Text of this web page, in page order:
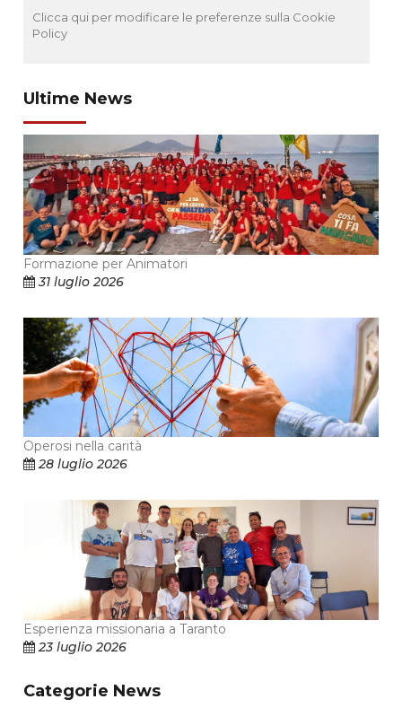
Clicca qui per modificare le preferenze sulla Cookie
Policy
Ultime News
Formazione per Animatori
31 luglio 2026
Operosi nella carità
28 luglio 2026
Esperienza missionaria a Taranto
23 luglio 2026
Categorie News